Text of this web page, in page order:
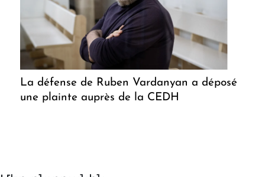
La défense de Ruben Vardanyan a déposé
une plainte auprès de la CEDH